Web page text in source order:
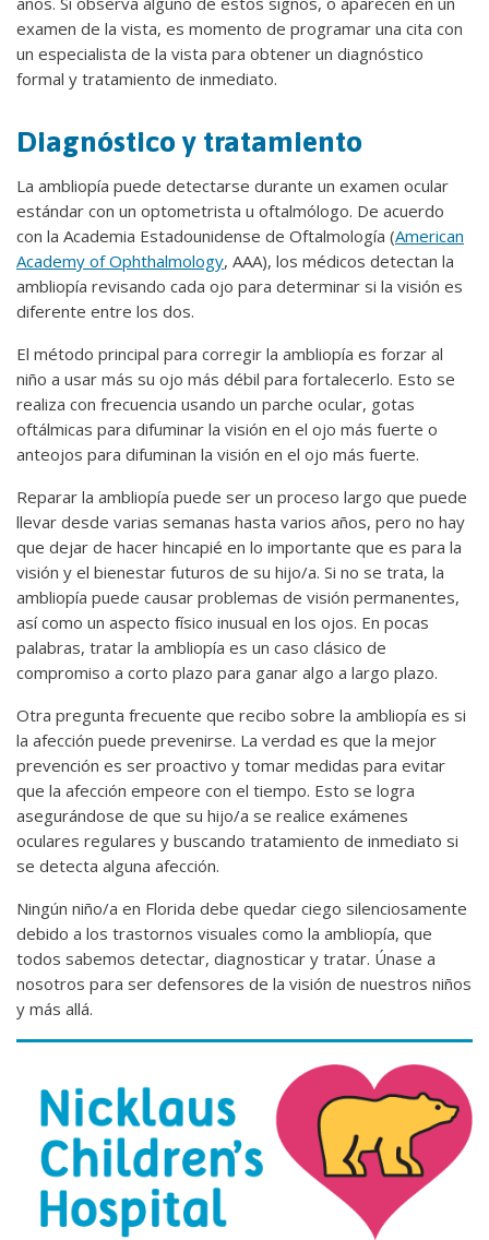
examen de la vista, es momento de programar una cita con
un especialista de la vista para obtener un diagnóstico
formal y tratamiento de inmediato.
Diagnóstico y tratamiento
La ambliopía puede detectarse durante un examen ocular
estándar con un optometrista u oftalmólogo. De acuerdo
con la Academia Estadounidense de Oftalmología (American
Academy of Ophthalmology, AAA), los médicos detectan la
ambliopía revisando cada ojo para determinar si la visión es
diferente entre los dos.
El método principal para corregir la ambliopía es forzar al
niño a usar más su ojo más débil para fortalecerlo. Esto se
realiza con frecuencia usando un parche ocular, gotas
oftálmicas para difuminar la visión en el ojo más fuerte o
anteojos para difuminan la visión en el ojo más fuerte.
Reparar la ambliopía puede ser un proceso largo que puede
llevar desde varias semanas hasta varios años, pero no hay
que dejar de hacer hincapié en lo importante que es para la
visión y el bienestar futuros de su hijo/a. Si no se trata, la
ambliopía puede causar problemas de visión permanentes,
así como un aspecto físico inusual en los ojos. En pocas
palabras, tratar la ambliopía es un caso clásico de
compromiso a corto plazo para ganar algo a largo plazo.
Otra pregunta frecuente que recibo sobre la ambliopía es si
la afección puede prevenirse. La verdad es que la mejor
prevención es ser proactivo y tomar medidas para evitar
que la afección empeore con el tiempo. Esto se logra
asegurándose de que su hijo/a se realice exámenes
oculares regulares y buscando tratamiento de inmediato si
se detecta alguna afección.
Ningún niño/a en Florida debe quedar ciego silenciosamente
debido a los trastornos visuales como la ambliopía, que
todos sabemos detectar, diagnosticar y tratar. Únase a
nosotros para ser defensores de la visión de nuestros niños
y más allá.